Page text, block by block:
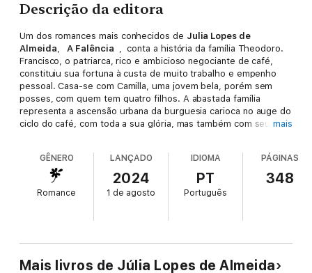
Descrição da editora
Um dos romances mais conhecidos de Julia Lopes de
Almeida, A Falência , conta a história da família Theodoro.
Francisco, o patriarca, rico e ambicioso negociante de café,
constituiu sua fortuna à custa de muito trabalho e empenho
pessoal. Casa-se com Camilla, uma jovem bela, porém sem
posses, com quem tem quatro filhos. A abastada família
representa a ascensão urbana da burguesia carioca no auge do
ciclo do café, com toda a sua glória, mas também com seus
Em representação magistral da sociedade da época, Julia
aborda temas como a ganância, ambição, infidelidade, adultério
e a independência feminina. A falência é vista não apenas pelo
ponto de vista financeiro, mas também pelo social e moral.
Francisco, focado exclusivamente no objetivo de aumentar sua
proporcionar, vive sua vida de luxos, sempre acompanhada do
mais
GÊNERO
Romance
LANÇADO
2024
1 de agosto
IDIOMA
PT
Português
PÁGINAS
348
Mais livros de Júlia Lopes de Almeida